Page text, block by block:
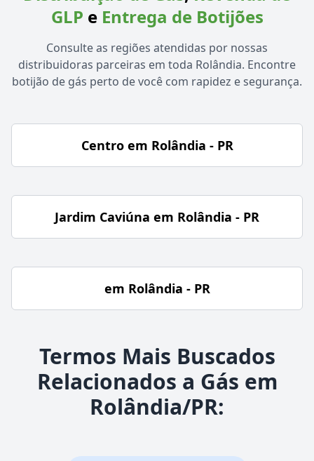
GLP e Entrega de Botijões
Consulte as regiões atendidas por nossas
distribuidoras parceiras em toda Rolândia. Encontre
botijão de gás perto de você com rapidez e segurança.
Centro em Rolândia - PR
Jardim Caviúna em Rolândia - PR
em Rolândia - PR
Termos Mais Buscados
Relacionados a Gás em
Rolândia/PR: